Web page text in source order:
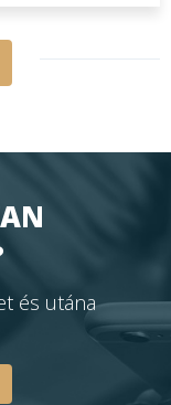
és utána